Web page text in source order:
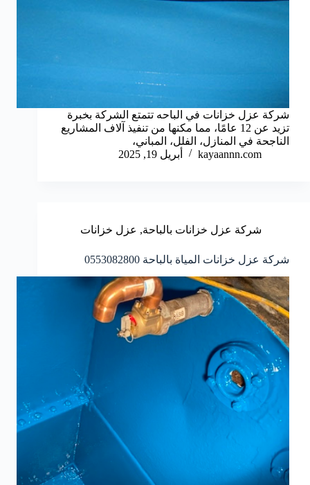
شركة عزل خزانات في الباحه تتمتع الشركة بخبرة
تزيد عن 12 عامًا، مما مكنها من تنفيذ آلاف المشاريع
الناجحة في المنازل، الفلل، المباني،
kayaannn.com
أبريل 19, 2025
شركة عزل خزانات بالباحة, عزل خزانات
شركة عزل خزانات المياة بالباحة 0553082800